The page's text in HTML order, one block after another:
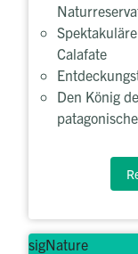
Calafate
Den König
sigNature